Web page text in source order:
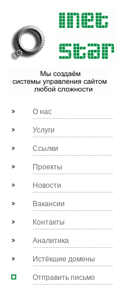
О нас
Услуги
Ссылки
Проекты
Новости
Вакансии
Контакты
Аналитика
Истёкшие домены
Отправить письмо